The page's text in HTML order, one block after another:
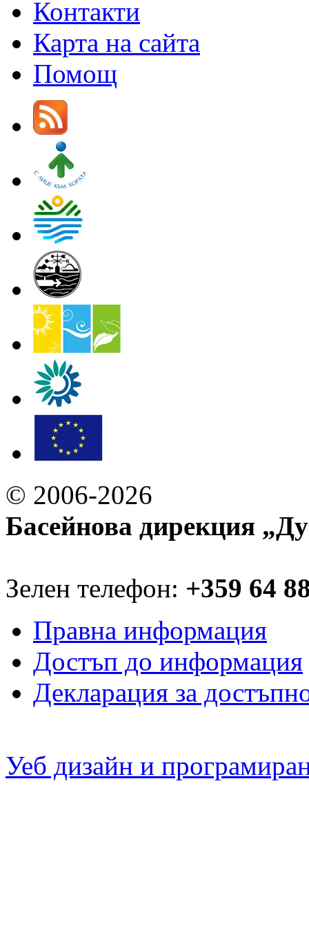
Контакти
Карта на сайта
Помощ
© 2006-2026
Басейнова дирекция
Зелен телефон: +359 64
Правна информация
Достъп до информация
Декларация за
Уеб дизайн и